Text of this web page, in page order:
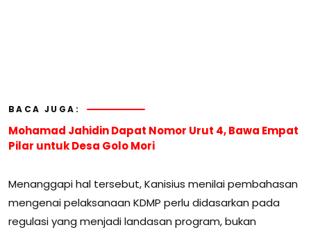
BACA JUGA:
Mohamad Jahidin Dapat Nomor Urut 4, Bawa Empat
Pilar untuk Desa Golo Mori
Menanggapi hal tersebut, Kanisius menilai pembahasan
mengenai pelaksanaan KDMP perlu didasarkan pada
regulasi yang menjadi landasan program, bukan